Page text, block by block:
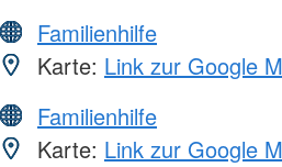
Familienhilfe
Karte: Link zur Google
Familienhilfe
Karte: Link zur Google